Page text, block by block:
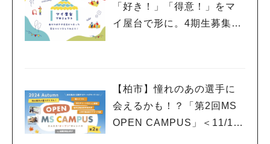
「好き！」「得意！」をマ
イ屋台で形に。4期生募集の
【柏市】憧れのあの選手に
会えるかも！？「第2回MS
OPEN CAMPUS」＜11/17